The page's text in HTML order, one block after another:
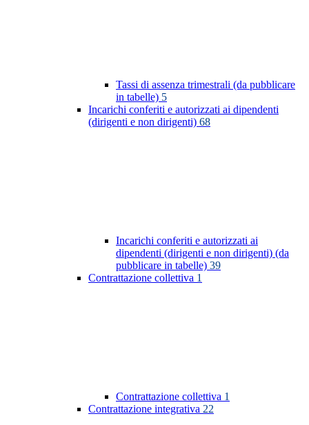
Tassi di assenza trimestrali (da pubblicare
in tabelle) 5
Incarichi conferiti e autorizzati ai dipendenti
(dirigenti e non dirigenti) 68
Incarichi conferiti e autorizzati ai
dipendenti (dirigenti e non dirigenti) (da
pubblicare in tabelle) 39
Contrattazione collettiva 1
Contrattazione collettiva 1
Contrattazione integrativa 22